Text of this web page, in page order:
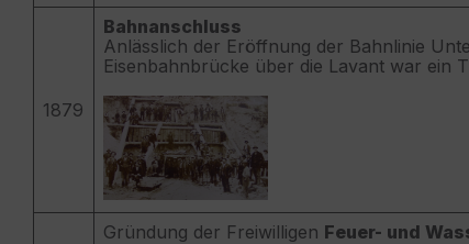
1879
Bahnanschluss
Anlässlich der Eröffnung der Bahnlinie
Eisenbahnbrücke über die Lavant war ein
Gründung der Freiwilligen Feuer- und